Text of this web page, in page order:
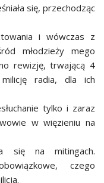
się, przechodząc
i wówczas z
młodzieży mego
rewizję, trwającą 4
radia, dla ich
tylko i zaraz
w więzieniu na
się na mitingach.
czego